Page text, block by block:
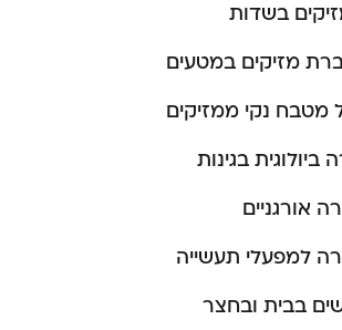
בשדות
מזיקים במטעים
מטבח נקי ממזיקים
בגינות
אורגניים
למפעלי תעשייה
בבית ובחצר